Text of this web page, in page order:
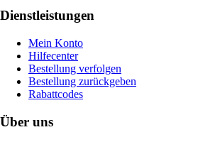
Dienstleistungen
Mein Konto
Hilfecenter
Bestellung verfolgen
Bestellung zurückgeben
Rabattcodes
Über uns